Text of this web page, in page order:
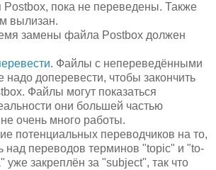
пока не переведены. Также
вылизан.
замены файла Postbox должен
. Файлы с непереведёнными
надо доперевести, чтобы закончить
Файлы могут показаться
они большей частью
очень много работы.
потенциальных переводчиков на то,
над переводов терминов "topic" и "to-
закреплён за "subject", так что